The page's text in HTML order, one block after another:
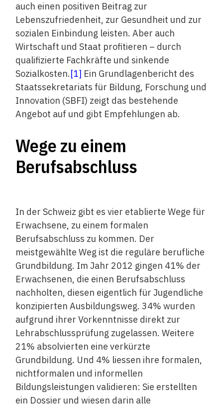
auch einen positiven Beitrag zur
Lebenszufriedenheit, zur Gesundheit und zur
sozialen Einbindung leisten. Aber auch
Wirtschaft und Staat profitieren – durch
qualifizierte Fachkräfte und sinkende
Sozialkosten.[1] Ein Grundlagenbericht des
Staatssekretariats für Bildung, Forschung und
Innovation (SBFI) zeigt das bestehende
Angebot auf und gibt Empfehlungen ab.
Wege zu einem
Berufsabschluss
In der Schweiz gibt es vier etablierte Wege für
Erwachsene, zu einem formalen
Berufsabschluss zu kommen. Der
meistgewählte Weg ist die reguläre berufliche
Grundbildung. Im Jahr 2012 gingen 41% der
Erwachsenen, die einen Berufsabschluss
nachholten, diesen eigentlich für Jugendliche
konzipierten Ausbildungsweg. 34% wurden
aufgrund ihrer Vorkenntnisse direkt zur
Lehrabschlussprüfung zugelassen. Weitere
21% absolvierten eine verkürzte
Grundbildung. Und 4% liessen ihre formalen,
nichtformalen und informellen
Bildungsleistungen validieren: Sie erstellten
ein Dossier und wiesen darin alle